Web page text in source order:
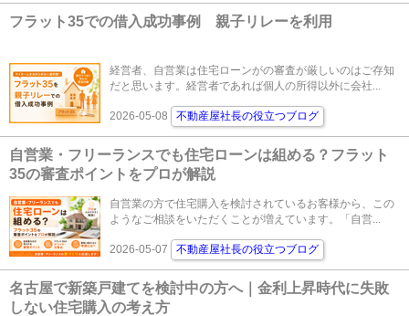
フラット35での借入成功事例 親子リレーを利用
経営者、自営業は住宅ローンがの審査が厳しいのはご存知
だと思います。経営者であれば個人の所得以外に会社...
2026-05-08 不動産屋社長の役立つブログ
自営業・フリーランスでも住宅ローンは組める？フラット
35の審査ポイントをプロが解説
自営業の方で住宅購入を検討されているお客様から、この
ようなご相談をいただくことが増えています。「自営...
2026-05-07 不動産屋社長の役立つブログ
名古屋で新築戸建てを検討中の方へ｜金利上昇時代に失敗
しない住宅購入の考え方